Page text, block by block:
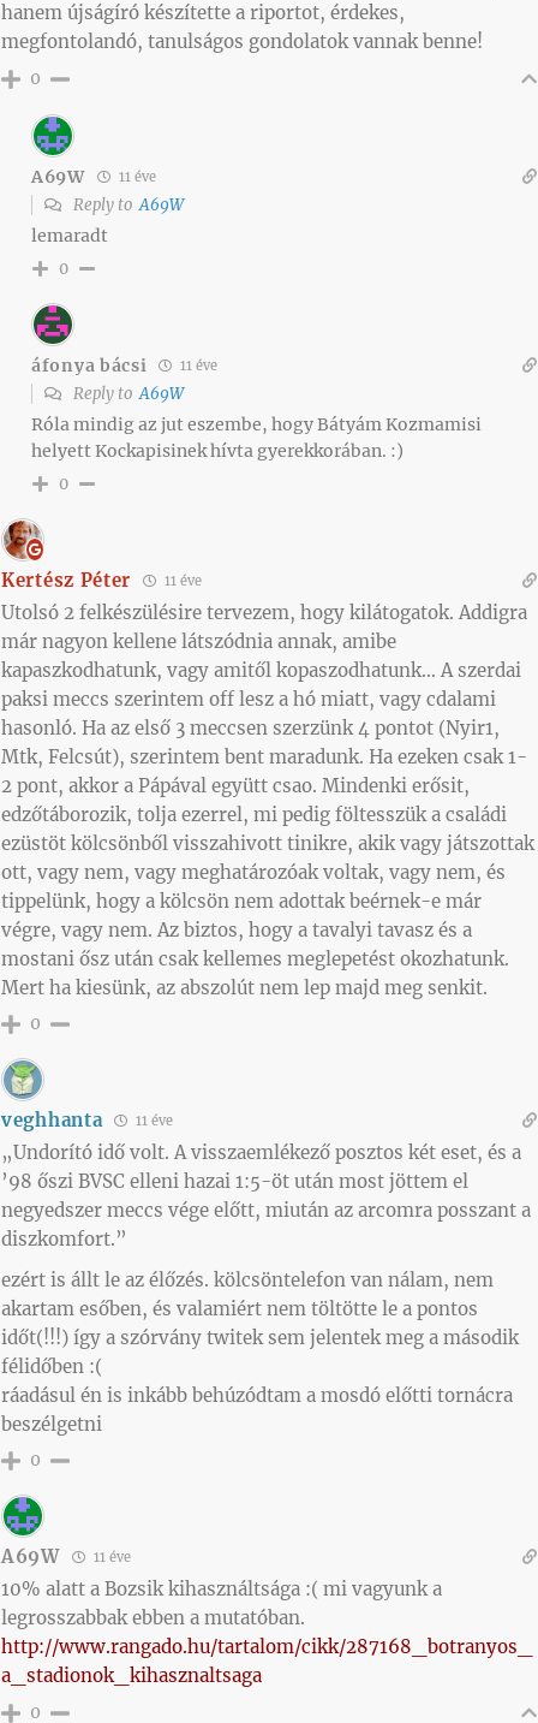
hanem újságíró készítette a riportot, érdekes,
megfontolandó, tanulságos gondolatok vannak benne!
0
A69W 11 éve
Reply toA69W
lemaradt
0
áfonya bácsi 11 éve
Reply toA69W
Róla mindig az jut eszembe, hogy Bátyám Kozmamisi
helyett Kockapisinek hívta gyerekkorában. :)
0
Kertész Péter 11 éve
Utolsó 2 felkészülésire tervezem, hogy kilátogatok. Addigra
már nagyon kellene látszódnia annak, amibe
kapaszkodhatunk, vagy amitől kopaszodhatunk… A szerdai
paksi meccs szerintem off lesz a hó miatt, vagy cdalami
hasonló. Ha az első 3 meccsen szerzünk 4 pontot (Nyir1,
Mtk, Felcsút), szerintem bent maradunk. Ha ezeken csak 1-
2 pont, akkor a Pápával együtt csao. Mindenki erősit,
edzőtáborozik, tolja ezerrel, mi pedig föltesszük a családi
ezüstöt kölcsönből visszahivott tinikre, akik vagy játszottak
ott, vagy nem, vagy meghatározóak voltak, vagy nem, és
tippelünk, hogy a kölcsön nem adottak beérnek-e már
végre, vagy nem. Az biztos, hogy a tavalyi tavasz és a
mostani ősz után csak kellemes meglepetést okozhatunk.
Mert ha kiesünk, az abszolút nem lep majd meg senkit.
0
veghhanta 11 éve
„Undorító idő volt. A visszaemlékező posztos két eset, és a
’98 őszi BVSC elleni hazai 1:5-öt után most jöttem el
negyedszer meccs vége előtt, miután az arcomra posszant a
diszkomfort.”
ezért is állt le az élőzés. kölcsöntelefon van nálam, nem
akartam esőben, és valamiért nem töltötte le a pontos
időt(!!!) így a szórvány twitek sem jelentek meg a második
félidőben :(
ráadásul én is inkább behúzódtam a mosdó előtti tornácra
beszélgetni
0
A69W 11 éve
10% alatt a Bozsik kihasználtsága :( mi vagyunk a
legrosszabbak ebben a mutatóban.
http://www.rangado.hu/tartalom/cikk/287168_botranyos_
a_stadionok_kihasznaltsaga
0